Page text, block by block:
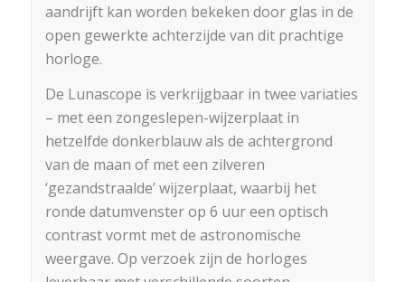
aandrijft kan worden bekeken door glas in de
open gewerkte achterzijde van dit prachtige
horloge.
De Lunascope is verkrijgbaar in twee variaties
– met een zongeslepen-wijzerplaat in
hetzelfde donkerblauw als de achtergrond
van de maan of met een zilveren
‘gezandstraalde’ wijzerplaat, waarbij het
ronde datumvenster op 6 uur een optisch
contrast vormt met de astronomische
weergave. Op verzoek zijn de horloges